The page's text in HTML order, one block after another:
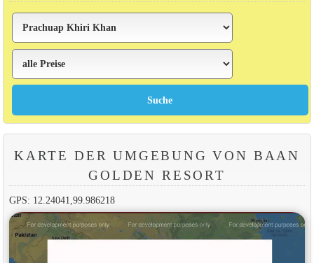
KARTE DER UMGEBUNG VON BAAN
GOLDEN RESORT
GPS: 12.24041,99.986218